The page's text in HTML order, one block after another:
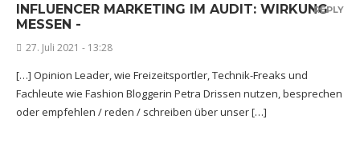
INFLUENCER MARKETING IM AUDIT: WIRKUNG
MESSEN -
27. Juli 2021 - 13:28
[…] Opinion Leader, wie Freizeitsportler, Technik-Freaks und
Fachleute wie Fashion Bloggerin Petra Drissen nutzen, besprechen
oder empfehlen / reden / schreiben über unser […]
REPLY